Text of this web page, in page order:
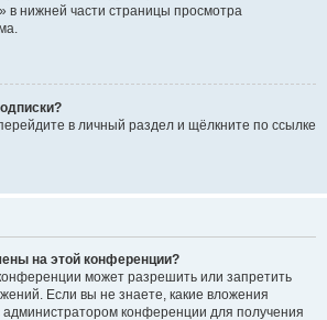
в нижней части страницы просмотра
в личный раздел и щёлкните по ссылке
на этой конференции?
может разрешить или запретить
Если вы не знаете, какие вложения
конференции для получения